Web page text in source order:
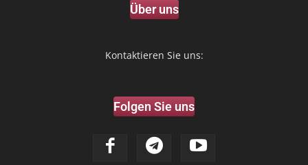
Über uns
Kontaktieren Sie uns:
Folgen Sie uns